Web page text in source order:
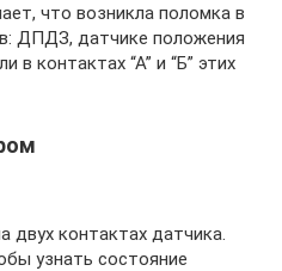
что возникла поломка в
ДПДЗ, датчике положения
в контактах “А” и “Б” этих
двух контактах датчика.
узнать состояние